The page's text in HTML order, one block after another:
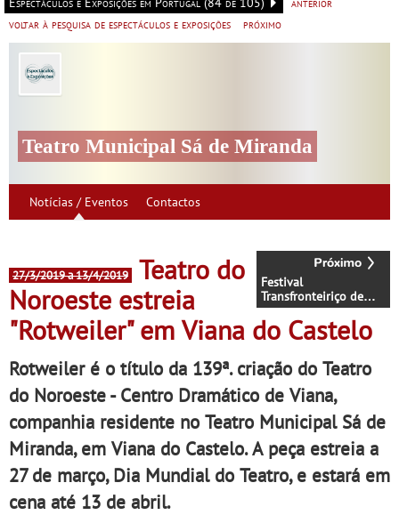
voltar à pesquisa de espectáculos e exposições
próximo
Teatro Municipal Sá de Miranda
Notícias / Eventos Contactos
Festival
Transfronteiriço de
Teatro Amador chega a
Viana do Castelo
27/3/2019 a 13/4/2019
Teatro do
Noroeste estreia
"Rotweiler" em Viana do Castelo
Rotweiler é o título da 139ª. criação do Teatro
do Noroeste - Centro Dramático de Viana,
companhia residente no Teatro Municipal Sá de
Miranda, em Viana do Castelo. A peça estreia a
27 de março, Dia Mundial do Teatro, e estará em
cena até 13 de abril.